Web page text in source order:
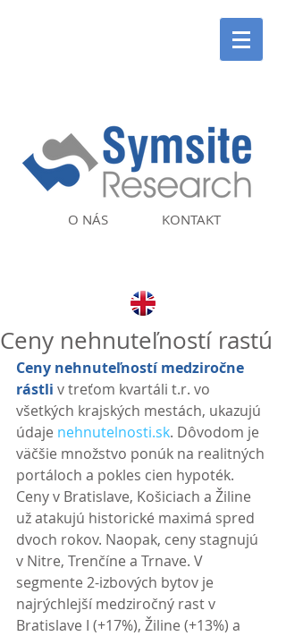
KONTAKT
O NÁS
Ceny nehnuteľností rastú
Ceny nehnuteľností medziročne
rástli v treťom kvartáli t.r. vo
všetkých krajských mestách, ukazujú
údaje nehnutelnosti.sk. Dôvodom je
väčšie množstvo ponúk na realitných
portáloch a pokles cien hypoték.
Ceny v Bratislave, Košiciach a Žiline
už atakujú historické maximá spred
dvoch rokov. Naopak, ceny stagnujú
v Nitre, Trenčíne a Trnave. V
segmente 2-izbových bytov je
najrýchlejší medziročný rast v
Bratislave I (+17%), Žiline (+13%) a